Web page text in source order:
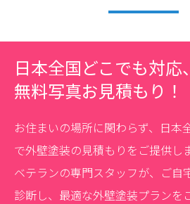
日本全国どこでも対応
無料写真お見積もり！
お住まいの場所に関わらず、日本
で外壁塗装の見積もりをご提供し
ベテランの専門スタッフが、ご自
診断し、最適な外壁塗装プランを